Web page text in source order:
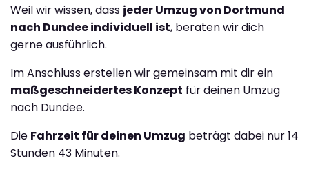
Weil wir wissen, dass jeder Umzug von Dortmund
nach Dundee individuell ist, beraten wir dich
gerne ausführlich.
Im Anschluss erstellen wir gemeinsam mit dir ein
maßgeschneidertes Konzept für deinen Umzug
nach Dundee.
Die Fahrzeit für deinen Umzug beträgt dabei nur 14
Stunden 43 Minuten.